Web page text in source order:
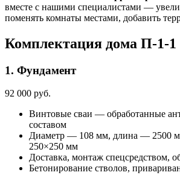
вместе с нашими специалистами —
поменять комнаты местами, добавить
Комплектация дома П-1-1
1. Фундамент
92 000 руб.
Винтовые сваи — обработанные
составом
Диаметр — 108 мм, длина — 2500
250×250 мм
Доставка, монтаж спецсредством,
Бетонирование стволов,